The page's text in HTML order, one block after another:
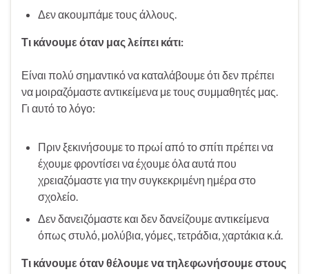
Δεν ακουμπάμε τους άλλους.
Τι κάνουμε όταν μας λείπει κάτι:
Είναι πολύ σημαντικό να καταλάβουμε ότι δεν πρέπει
να μοιραζόμαστε αντικείμενα με τους συμμαθητές μας.
Γι αυτό το λόγο:
Πριν ξεκινήσουμε το πρωί από το σπίτι πρέπει να
έχουμε φροντίσει να έχουμε όλα αυτά που
χρειαζόμαστε για την συγκεκριμένη ημέρα στο
σχολείο.
Δεν δανειζόμαστε και δεν δανείζουμε αντικείμενα
όπως στυλό, μολύβια, γόμες, τετράδια, χαρτάκια κ.ά.
Τι κάνουμε όταν θέλουμε να τηλεφωνήσουμε στους